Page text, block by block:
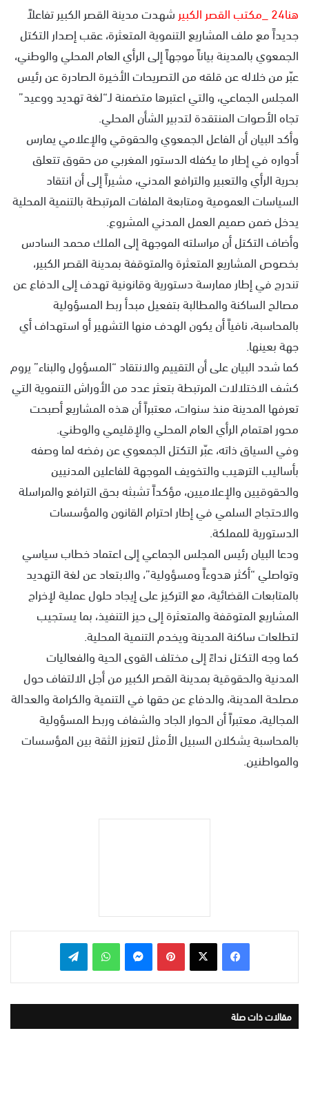
هنا24 _مكتب القصر الكبير
شهدت مدينة القصر الكبير تفاعلاً
جديداً مع ملف المشاريع التنموية المتعثرة، عقب إصدار التكتل
الجمعوي بالمدينة بياناً موجهاً إلى الرأي العام المحلي والوطني،
عبّر من خلاله عن قلقه من التصريحات الأخيرة الصادرة عن رئيس
المجلس الجماعي، والتي اعتبرها متضمنة لـ“لغة تهديد ووعيد”
تجاه الأصوات المنتقدة لتدبير الشأن المحلي.
وأكد البيان أن الفاعل الجمعوي والحقوقي والإعلامي يمارس
أدواره في إطار ما يكفله الدستور المغربي من حقوق تتعلق
بحرية الرأي والتعبير والترافع المدني، مشيراً إلى أن انتقاد
السياسات العمومية ومتابعة الملفات المرتبطة بالتنمية المحلية
يدخل ضمن صميم العمل المدني المشروع.
وأضاف التكتل أن مراسلته الموجهة إلى الملك محمد السادس
بخصوص المشاريع المتعثرة والمتوقفة بمدينة القصر الكبير،
تندرج في إطار ممارسة دستورية وقانونية تهدف إلى الدفاع عن
مصالح الساكنة والمطالبة بتفعيل مبدأ ربط المسؤولية
بالمحاسبة، نافياً أن يكون الهدف منها التشهير أو استهداف أي
جهة بعينها.
كما شدد البيان على أن التقييم والانتقاد “المسؤول والبناء” يروم
كشف الاختلالات المرتبطة بتعثر عدد من الأوراش التنموية التي
تعرفها المدينة منذ سنوات، معتبراً أن هذه المشاريع أصبحت
محور اهتمام الرأي العام المحلي والإقليمي والوطني.
وفي السياق ذاته، عبّر التكتل الجمعوي عن رفضه لما وصفه
بأساليب الترهيب والتخويف الموجهة للفاعلين المدنيين
والحقوقيين والإعلاميين، مؤكداً تشبثه بحق الترافع والمراسلة
والاحتجاج السلمي في إطار احترام القانون والمؤسسات
الدستورية للمملكة.
ودعا البيان رئيس المجلس الجماعي إلى اعتماد خطاب سياسي
وتواصلي “أكثر هدوءاً ومسؤولية”، والابتعاد عن لغة التهديد
بالمتابعات القضائية، مع التركيز على إيجاد حلول عملية لإخراج
المشاريع المتوقفة والمتعثرة إلى حيز التنفيذ، بما يستجيب
لتطلعات ساكنة المدينة ويخدم التنمية المحلية.
كما وجه التكتل نداءً إلى مختلف القوى الحية والفعاليات
المدنية والحقوقية بمدينة القصر الكبير من أجل الالتفاف حول
مصلحة المدينة، والدفاع عن حقها في التنمية والكرامة والعدالة
المجالية، معتبراً أن الحوار الجاد والشفاف وربط المسؤولية
بالمحاسبة يشكلان السبيل الأمثل لتعزيز الثقة بين المؤسسات
والمواطنين.
بينتيريست واتساب
مقالات ذات صلة